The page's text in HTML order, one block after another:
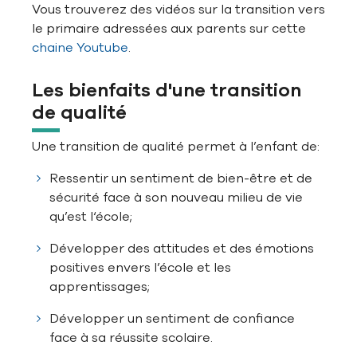
Vous trouverez des vidéos sur la transition vers
le primaire adressées aux parents sur cette
chaine Youtube.
Les bienfaits d'une transition
de qualité
Une transition de qualité permet à l’enfant de:
Ressentir un sentiment de bien-être et de
sécurité face à son nouveau milieu de vie
qu’est l‘école;
Développer des attitudes et des émotions
positives envers l’école et les
apprentissages;
Développer un sentiment de confiance
face à sa réussite scolaire.